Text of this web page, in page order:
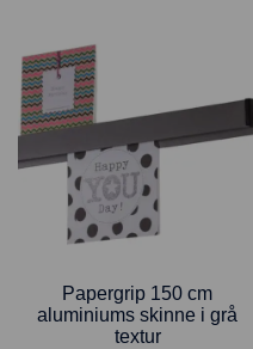
Papergrip 150 cm
aluminiums skinne i grå
textur